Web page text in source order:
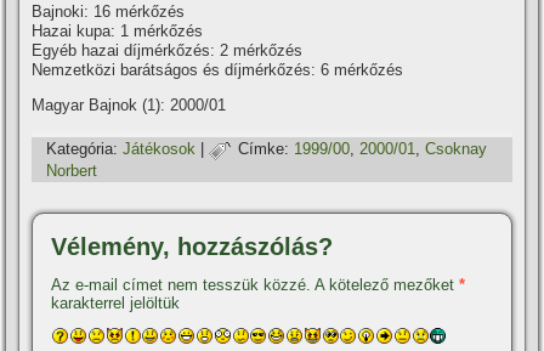
Bajnoki: 16 mérkőzés
Hazai kupa: 1 mérkőzés
Egyéb hazai dí­jmérkőzés: 2 mérkőzés
Nemzetközi barátságos és dí­jmérkőzés: 6 mérkőzés
Magyar Bajnok (1): 2000/01
Kategória: Játékosok | Címke: 1999/00,2000/01,Csoknay
Norbert
Vélemény, hozzászólás?
Az e-mail címet nem tesszük közzé. A kötelező mezőket*
karakterrel jelöltük